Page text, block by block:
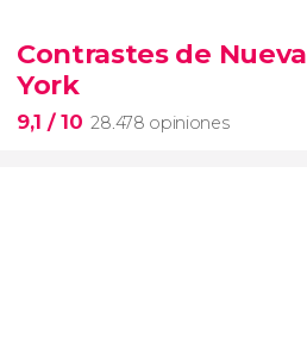
Arena de gladiadores
Coliseo Romano
Contrastes de Nueva
York
9,1 / 10 28.478 opiniones